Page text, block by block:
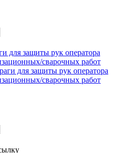
для защиты рук оператора
сварочных работ